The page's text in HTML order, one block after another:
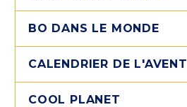
BO DANS LE MONDE
CALENDRIER DE L'AVENT
COOL PLANET